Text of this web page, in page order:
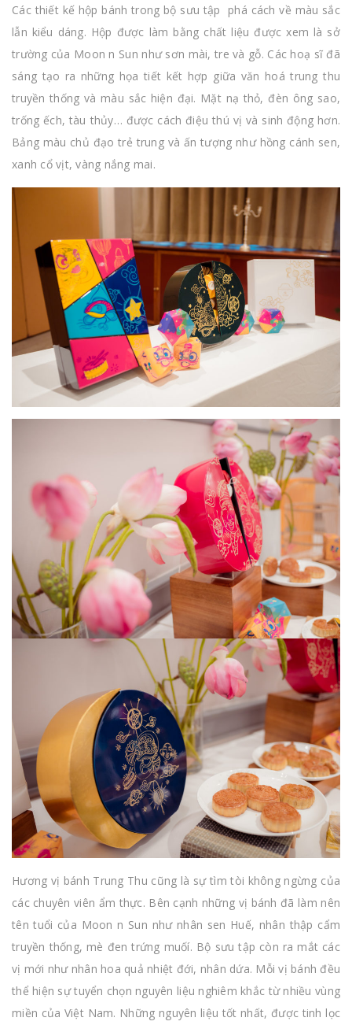
Các thiết kế hộp bánh trong bộ sưu tập phá cách về màu sắc
lẫn kiểu dáng. Hộp được làm bằng chất liệu được xem là sở
trường của Moon n Sun như sơn mài, tre và gỗ. Các hoạ sĩ đã
sáng tạo ra những họa tiết kết hợp giữa văn hoá trung thu
truyền thống và màu sắc hiện đại. Mặt nạ thỏ, đèn ông sao,
trống ếch, tàu thủy… được cách điệu thú vị và sinh động hơn.
Bảng màu chủ đạo trẻ trung và ấn tượng như hồng cánh sen,
xanh cổ vịt, vàng nắng mai.
Hương vị bánh Trung Thu cũng là sự tìm tòi không ngừng của
các chuyên viên ẩm thực. Bên cạnh những vị bánh đã làm nên
tên tuổi của Moon n Sun như nhân sen Huế, nhân thập cẩm
truyền thống, mè đen trứng muốí. Bộ sưu tập còn ra mắt các
vị mới như nhân hoa quả nhiệt đới, nhân dứa. Mỗi vị bánh đều
thể hiện sự tuyển chọn nguyên liệu nghiêm khắc từ nhiều vùng
miền của Việt Nam. Những nguyên liệu tốt nhất, được tinh lọc